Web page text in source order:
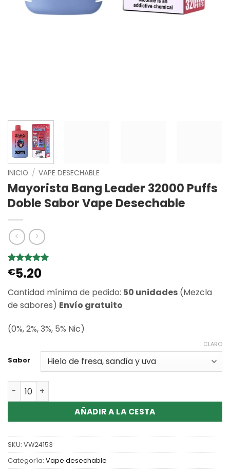
INICIO / VAPE DESECHABLE
Mayorista Bang Leader 32000 Puffs
Doble Sabor Vape Desechable
Valorado
con5de 5
1
valoración
de un
cliente
€5.20
Cantidad mínima de pedido: 50 unidades (Mezcla
de sabores) Envío gratuito
(0%, 2%, 3%, 5% Nic)
Sabor
CLARO
Cantidad Wholesale Bang Leader 32000 Puffs Dual
AÑADIR A LA CESTA
SKU: VW24153
Categoría: Vape desechable